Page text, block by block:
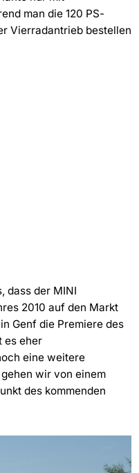
man die 120 PS-
Vierradantrieb bestellen
dass der MINI
2010 auf den Markt
Genf die Premiere des
es eher
eine weitere
wir von einem
des kommenden